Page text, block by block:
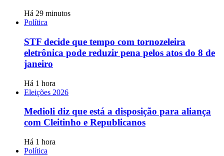
Há 29 minutos
Política
STF decide que tempo com tornozeleira
eletrônica pode reduzir pena pelos atos do 8 de
janeiro
Há 1 hora
Eleições 2026
Medioli diz que está a disposição para aliança
com Cleitinho e Republicanos
Há 1 hora
Política